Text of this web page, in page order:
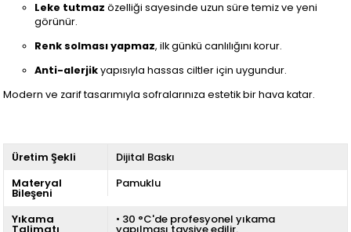
Leke tutmaz özelliği sayesinde uzun süre temiz ve yeni
görünür.
Renk solması yapmaz, ilk günkü canlılığını korur.
Anti-alerjikyapısıyla hassas ciltler için uygundur.
Modern ve zarif tasarımıyla sofralarınıza estetik bir hava katar.
Üretim Şekli
Dijital Baskı
Materyal
Bileşeni
Pamuklu
Yıkama • 30 °C'de profesyonel yıkama